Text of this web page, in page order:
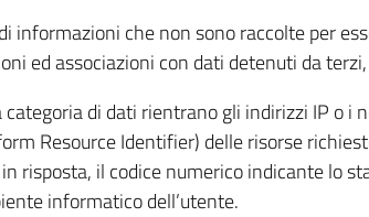
informazioni che non sono raccolte per
ed associazioni con dati detenuti da
categoria di dati rientrano gli indirizzi IP o
Resource Identifier) delle risorse
risposta, il codice numerico indicante lo
informatico dell’utente.